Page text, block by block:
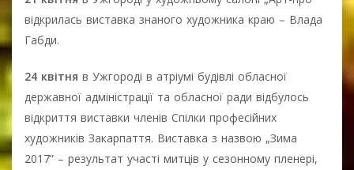
відкрилась виставка знаного художника краю – Влада
Габди.
24 квітня в Ужгороді в атріумі будівлі обласної
державної адміністрації та обласної ради відбулось
відкриття виставки членів Спілки професійних
художників Закарпаття. Виставка з назвою „Зима
2017” – результат участі митців у сезонному пленері,